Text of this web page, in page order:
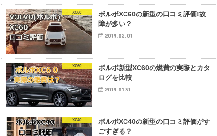
XC60
ボルボXC60の新型の口コミ評価!故
障が多い？
2019.02.01
XC60
ボルボ新型XC60の燃費の実際とカタ
ログを比較
2019.01.31
XC40
ボルボXC40の新型の口コミ評価がす
ごすぎる？